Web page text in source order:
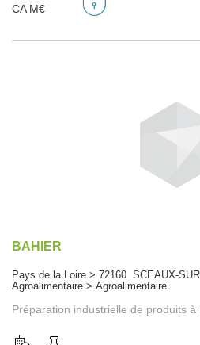
CA M€
BAHIER
Pays de la Loire > 72160 SCEAUX-
Agroalimentaire > Agroalimentaire
Préparation industrielle de produits